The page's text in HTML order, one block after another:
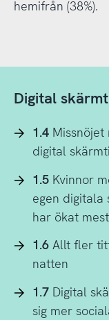
hemifrån (38%).
Digital
1.4Missnöjet
digital
1.5Kvinnor
egen digitala
har ökat mest
1.6Allt fler
natten
1.7 Digital
sig mer